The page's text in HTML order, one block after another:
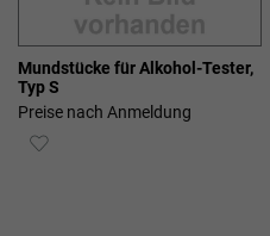
Mundstücke für Alkohol-Tester,
Typ S
Preise nach Anmeldung
ZUR